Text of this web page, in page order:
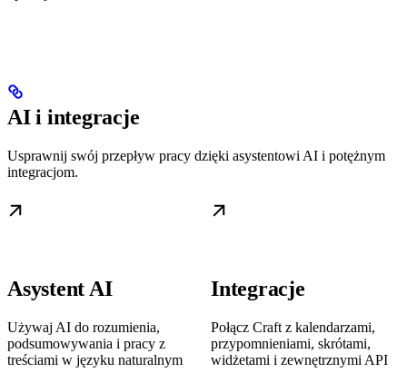
AI i integracje
Usprawnij swój przepływ pracy dzięki asystentowi AI i potężnym
integracjom.
Asystent AI
Używaj AI do rozumienia,
podsumowywania i pracy z
treściami w języku naturalnym
Integracje
Połącz Craft z kalendarzami,
przypomnieniami, skrótami,
widżetami i zewnętrznymi API